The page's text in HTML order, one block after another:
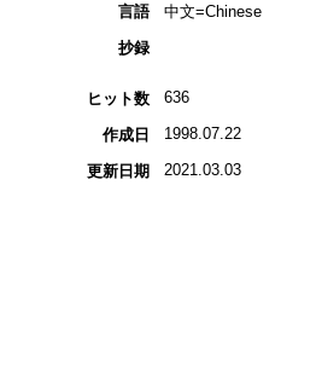
言語
中文=Chinese
抄録
ヒット数 636
作成日 1998.07.22
更新日期 2021.03.03